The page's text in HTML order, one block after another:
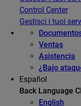
Control Center
Gestisci i tuoi
Ventas
Asistencia
¿Bajo
Español
Back Language
English